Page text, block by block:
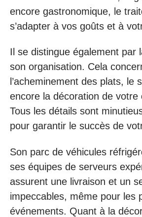
encore gastronomique, le
s’adapter à vos goûts et à
Il se distingue également par
son organisation. Cela
l’acheminement des plats, le
encore la décoration de votre
Tous les détails sont
pour garantir le succès de
Son parc de véhicules
ses équipes de serveurs
assurent une livraison et un
impeccables, même pour les
événements. Quant à la